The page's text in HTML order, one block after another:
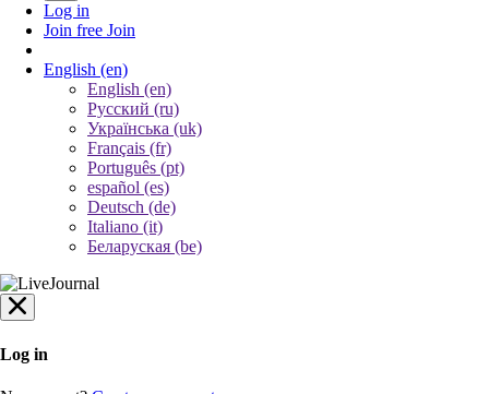
Log in
Join free Join
English (en)
English (en)
Русский (ru)
Українська (uk)
Français (fr)
Português (pt)
español (es)
Deutsch (de)
Italiano (it)
Беларуская (be)
Log in